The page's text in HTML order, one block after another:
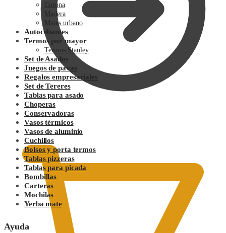
0.00
Corona
Madera
Mates urbano
Autocebantes
Termos por mayor
Termos Stanley
Set de Asados
Juegos de pavas
Regalos empresariales
Set de Tereres
Tablas para asado
Choperas
Conservadoras
Vasos térmicos
Vasos de aluminio
Cuchillos
Bolsos y porta termos
Tablas pizzeras
Tablas para picada
Bombillas
Carteras
Mochilas
Yerba mate
Ayuda